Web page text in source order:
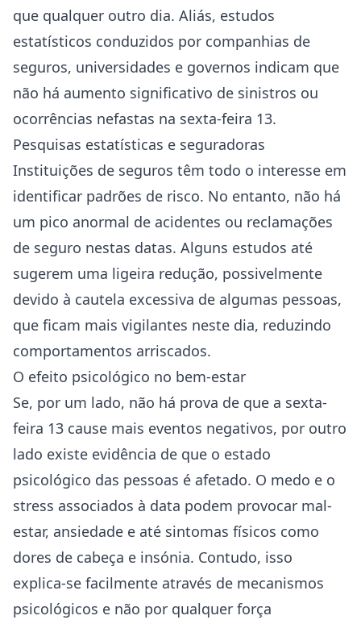
que qualquer outro dia. Aliás, estudos
estatísticos conduzidos por companhias de
seguros, universidades e governos indicam que
não há aumento significativo de sinistros ou
ocorrências nefastas na sexta-feira 13.
Pesquisas estatísticas e seguradoras
Instituições de seguros têm todo o interesse em
identificar padrões de risco. No entanto, não há
um pico anormal de acidentes ou reclamações
de seguro nestas datas. Alguns estudos até
sugerem uma ligeira redução, possivelmente
devido à cautela excessiva de algumas pessoas,
que ficam mais vigilantes neste dia, reduzindo
comportamentos arriscados.
O efeito psicológico no bem-estar
Se, por um lado, não há prova de que a sexta-
feira 13 cause mais eventos negativos, por outro
lado existe evidência de que o estado
psicológico das pessoas é afetado. O medo e o
stress associados à data podem provocar mal-
estar, ansiedade e até sintomas físicos como
dores de cabeça e insónia. Contudo, isso
explica-se facilmente através de mecanismos
psicológicos e não por qualquer força